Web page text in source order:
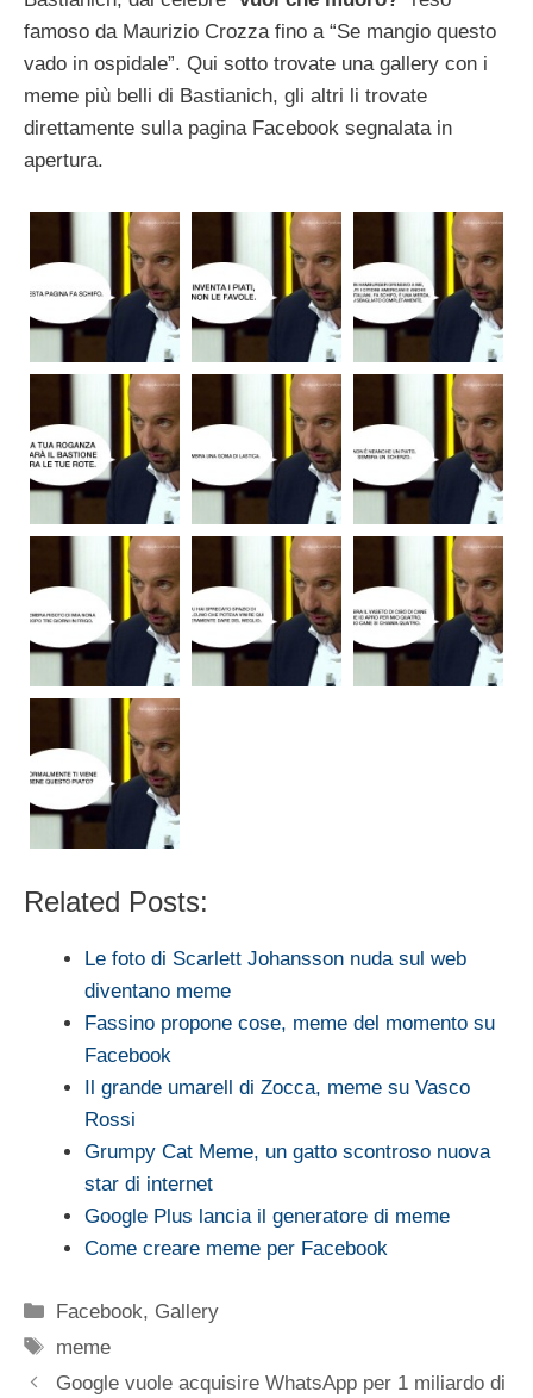
famoso da Maurizio Crozza fino a “Se mangio questo
vado in ospidale”. Qui sotto trovate una gallery con i
meme più belli di Bastianich, gli altri li trovate
direttamente sulla pagina Facebook segnalata in
apertura.
Related Posts:
Le foto di Scarlett Johansson nuda sul web
diventano meme
Fassino propone cose, meme del momento su
Facebook
Il grande umarell di Zocca, meme su Vasco
Rossi
Grumpy Cat Meme, un gatto scontroso nuova
star di internet
Google Plus lancia il generatore di meme
Come creare meme per Facebook
Categorie
Facebook, Gallery
Tag
meme
Google vuole acquisire WhatsApp per 1 miliardo di